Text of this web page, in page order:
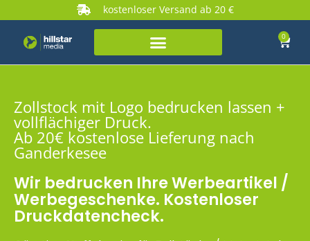
kostenloser Versand ab 20 €
0
Zollstock mit Logo bedrucken lassen +
vollflächiger Druck.
Ab 20€ kostenlose Lieferung nach
Ganderkesee
Wir bedrucken Ihre Werbeartikel /
Werbegeschenke. Kostenloser
Druckdatencheck.